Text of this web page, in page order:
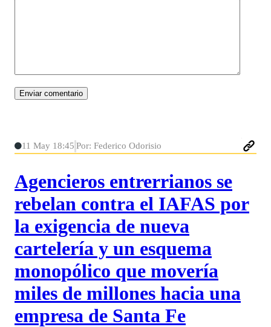
11 May 18:45 Por: Federico Odorisio
Agencieros entrerrianos se
rebelan contra el IAFAS por
la exigencia de nueva
cartelería y un esquema
monopólico que movería
miles de millones hacia una
empresa de Santa Fe